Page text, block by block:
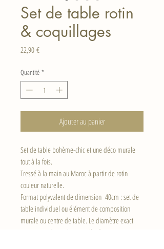
Set de table rotin
& coquillages
22,90 €Prix
Quantité *
Ajouter au panier
Set de table bohème-chic et une déco murale
tout à la fois.
Tressé à la main au Maroc à partir de rotin
couleur naturelle.
Format polyvalent de dimension 40cm : set de
table individuel ou élément de composition
murale ou centre de table. Le diamètre exact
peut varier de quelques millimètres en raison